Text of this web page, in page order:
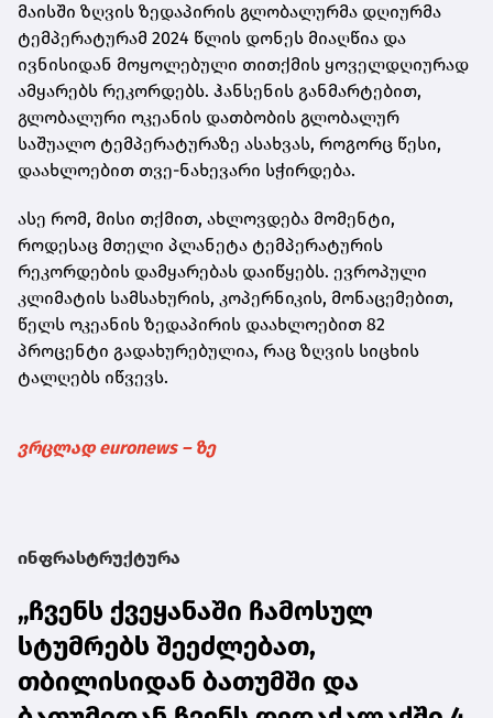
მაისში ზღვის ზედაპირის გლობალურმა დღიურმა
ტემპერატურამ 2024 წლის დონეს მიაღწია და
ივნისიდან მოყოლებული თითქმის ყოველდღიურად
ამყარებს რეკორდებს. ჰანსენის განმარტებით,
გლობალური ოკეანის დათბობის გლობალურ
საშუალო ტემპერატურაზე ასახვას, როგორც წესი,
დაახლოებით თვე-ნახევარი სჭირდება.
ასე რომ, მისი თქმით, ახლოვდება მომენტი,
როდესაც მთელი პლანეტა ტემპერატურის
რეკორდების დამყარებას დაიწყებს. ევროპული
კლიმატის სამსახურის, კოპერნიკის, მონაცემებით,
წელს ოკეანის ზედაპირის დაახლოებით 82
პროცენტი გადახურებულია, რაც ზღვის სიცხის
ტალღებს იწვევს.
ვრცლად euronews – ზე
ინფრასტრუქტურა
„ჩვენს ქვეყანაში ჩამოსულ
სტუმრებს შეეძლებათ,
თბილისიდან ბათუმში და